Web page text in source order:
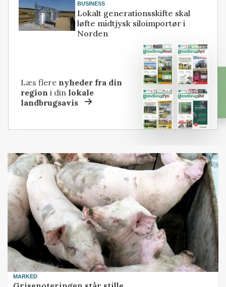
BUSINESS
Lokalt generationsskifte skal
løfte midtjysk siloimportør i
Norden
Læs flere nyheder fra din
region i dinlokale
landbrugsavis
MARKED